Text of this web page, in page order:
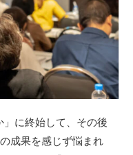
に終始して、その後
成果を感じず悩まれ